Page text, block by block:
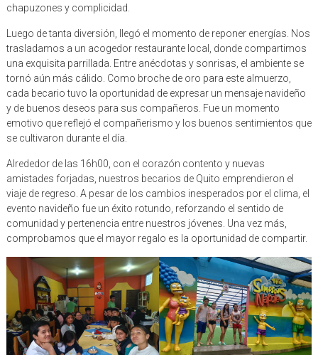
chapuzones y complicidad.
Luego de tanta diversión, llegó el momento de reponer energías. Nos
trasladamos a un acogedor restaurante local, donde compartimos
una exquisita parrillada. Entre anécdotas y sonrisas, el ambiente se
tornó aún más cálido. Como broche de oro para este almuerzo,
cada becario tuvo la oportunidad de expresar un mensaje navideño
y de buenos deseos para sus compañeros. Fue un momento
emotivo que reflejó el compañerismo y los buenos sentimientos que
se cultivaron durante el día.
Alrededor de las 16h00, con el corazón contento y nuevas
amistades forjadas, nuestros becarios de Quito emprendieron el
viaje de regreso. A pesar de los cambios inesperados por el clima, el
evento navideño fue un éxito rotundo, reforzando el sentido de
comunidad y pertenencia entre nuestros jóvenes. Una vez más,
comprobamos que el mayor regalo es la oportunidad de compartir.